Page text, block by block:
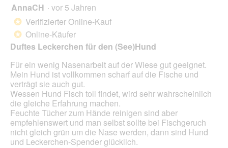
5
Sternen.
AnnaCH · vor 5 Jahren
* Verifizierter Online-Kauf
* Online-Käufer
Duftes Leckerchen für den (See)Hund
Für ein wenig Nasenarbeit auf der Wiese gut geeignet.
Mein Hund ist vollkommen scharf auf die Fische und
verträgt sie auch gut.
Wessen Hund Fisch toll findet, wird sehr wahrscheinlich
die gleiche Erfahrung machen.
Feuchte Tücher zum Hände reinigen sind aber
empfehlenswert und man selbst sollte bei Fischgeruch
nicht gleich grün um die Nase werden, dann sind Hund
und Leckerchen-Spender glücklich.